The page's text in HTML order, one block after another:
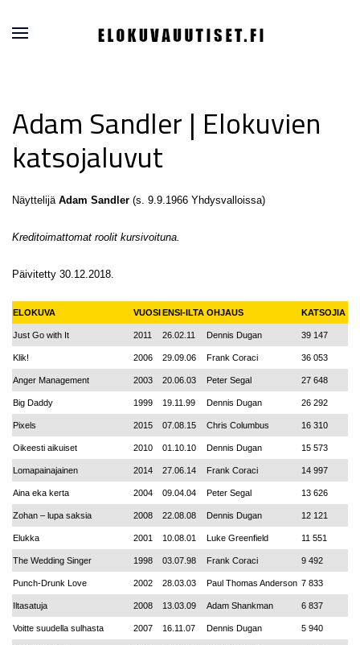
Adam Sandler | Elokuvien
katsojaluvut
Näyttelijä Adam Sandler (s. 9.9.1966 Yhdysvalloissa)
Kreditoimattomat roolit kursivoituna.
Päivitetty 30.12.2018.
ELOKUVA VUOSIENSI-ILTA OHJAUS KATSOJIA
Just Go with It 2011 26.02.11 Dennis Dugan 39 147
Klik! 2006 29.09.06 Frank Coraci 36 053
Anger Management 2003 20.06.03 Peter Segal 27 648
Big Daddy 1999 19.11.99 Dennis Dugan 26 292
Pixels 2015 07.08.15 Chris Columbus 16 310
Oikeesti aikuiset 2010 01.10.10 Dennis Dugan 15 573
Lomapainajainen 2014 27.06.14 Frank Coraci 14 997
Aina eka kerta 2004 09.04.04 Peter Segal 13 626
Zohan – lupa saksia 2008 22.08.08 Dennis Dugan 12 121
Elukka 2001 10.08.01 Luke Greenfield 11 551
The Wedding Singer 1998 03.07.98 Frank Coraci 9 492
Punch-Drunk Love 2002 28.03.03 Paul Thomas Anderson 7 833
Iltasatuja 2008 13.03.09 Adam Shankman 6 837
Voitte suudella sulhasta 2007 16.11.07 Dennis Dugan 5 940